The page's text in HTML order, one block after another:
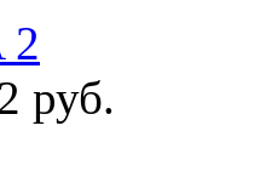
2
руб.